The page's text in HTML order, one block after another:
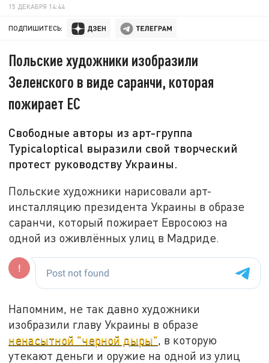
15 ДЕКАБРЯ 14:44
ПОДПИШИТЕСЬ:
Польские художники изобразили
Зеленского в виде саранчи, которая
пожирает ЕС
Свободные авторы из арт-группа
Typicaloptical выразили свой творческий
протест руководству Украины.
Польские художники нарисовали арт-
инсталляцию президента Украины в образе
саранчи, который пожирает Евросоюз на
одной из оживлённых улиц в Мадриде.
Напомним, не так давно художники
изобразили главу Украины в образе
ненасытной "черной дыры", в которую
утекают деньги и оружие на одной из улиц